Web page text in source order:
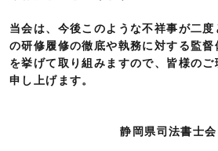
当会は、今後このような不祥事が二
の研修履修の徹底や執務に対する監
を挙げて取り組みますので、皆様の
申し上げます。
静岡県司法書